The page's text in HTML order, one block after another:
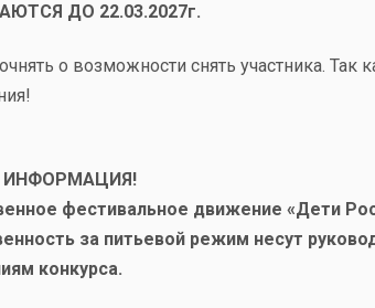
ДО 22.03.2027г.
о возможности снять участника.
ИНФОРМАЦИЯ!
фестивальное движение «Дети
за питьевой режим несут
конкурса.